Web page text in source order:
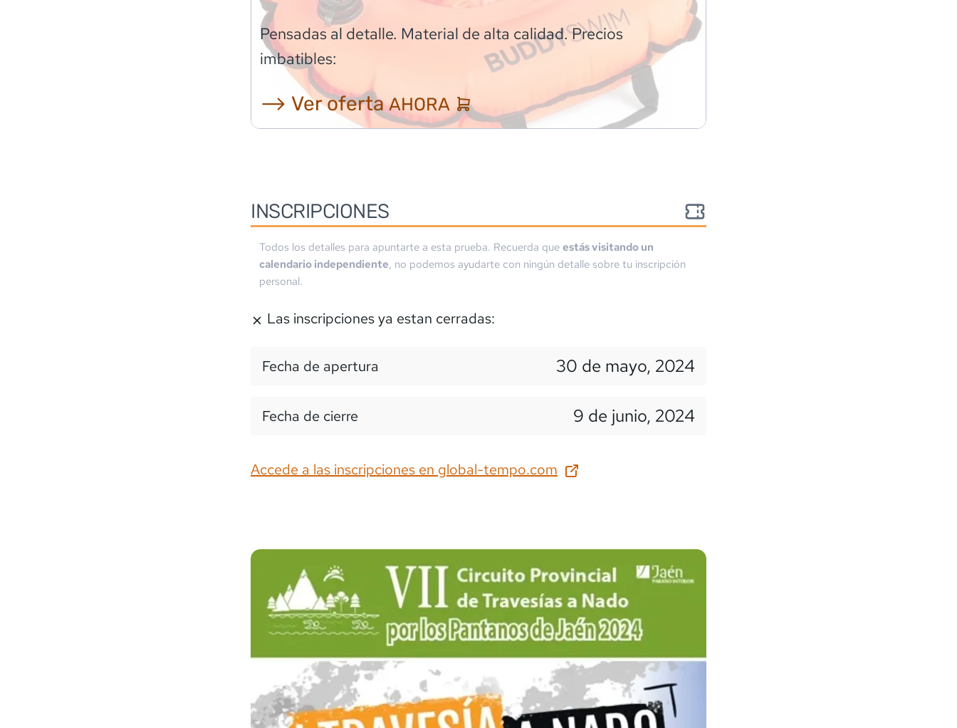
Pensadas al detalle. Material de alta calidad. Precios
imbatibles:
⟶ Ver ofertaAHORA
INSCRIPCIONES
Todos los detalles para apuntarte a esta prueba. Recuerda que estás visitando un
calendario independiente, no podemos ayudarte con ningún detalle sobre tu inscripción
personal.
Las inscripciones ya estan cerradas:
Fecha de apertura 30 de mayo, 2024
Fecha de cierre 9 de junio, 2024
Accede a las inscripciones en global-tempo.com